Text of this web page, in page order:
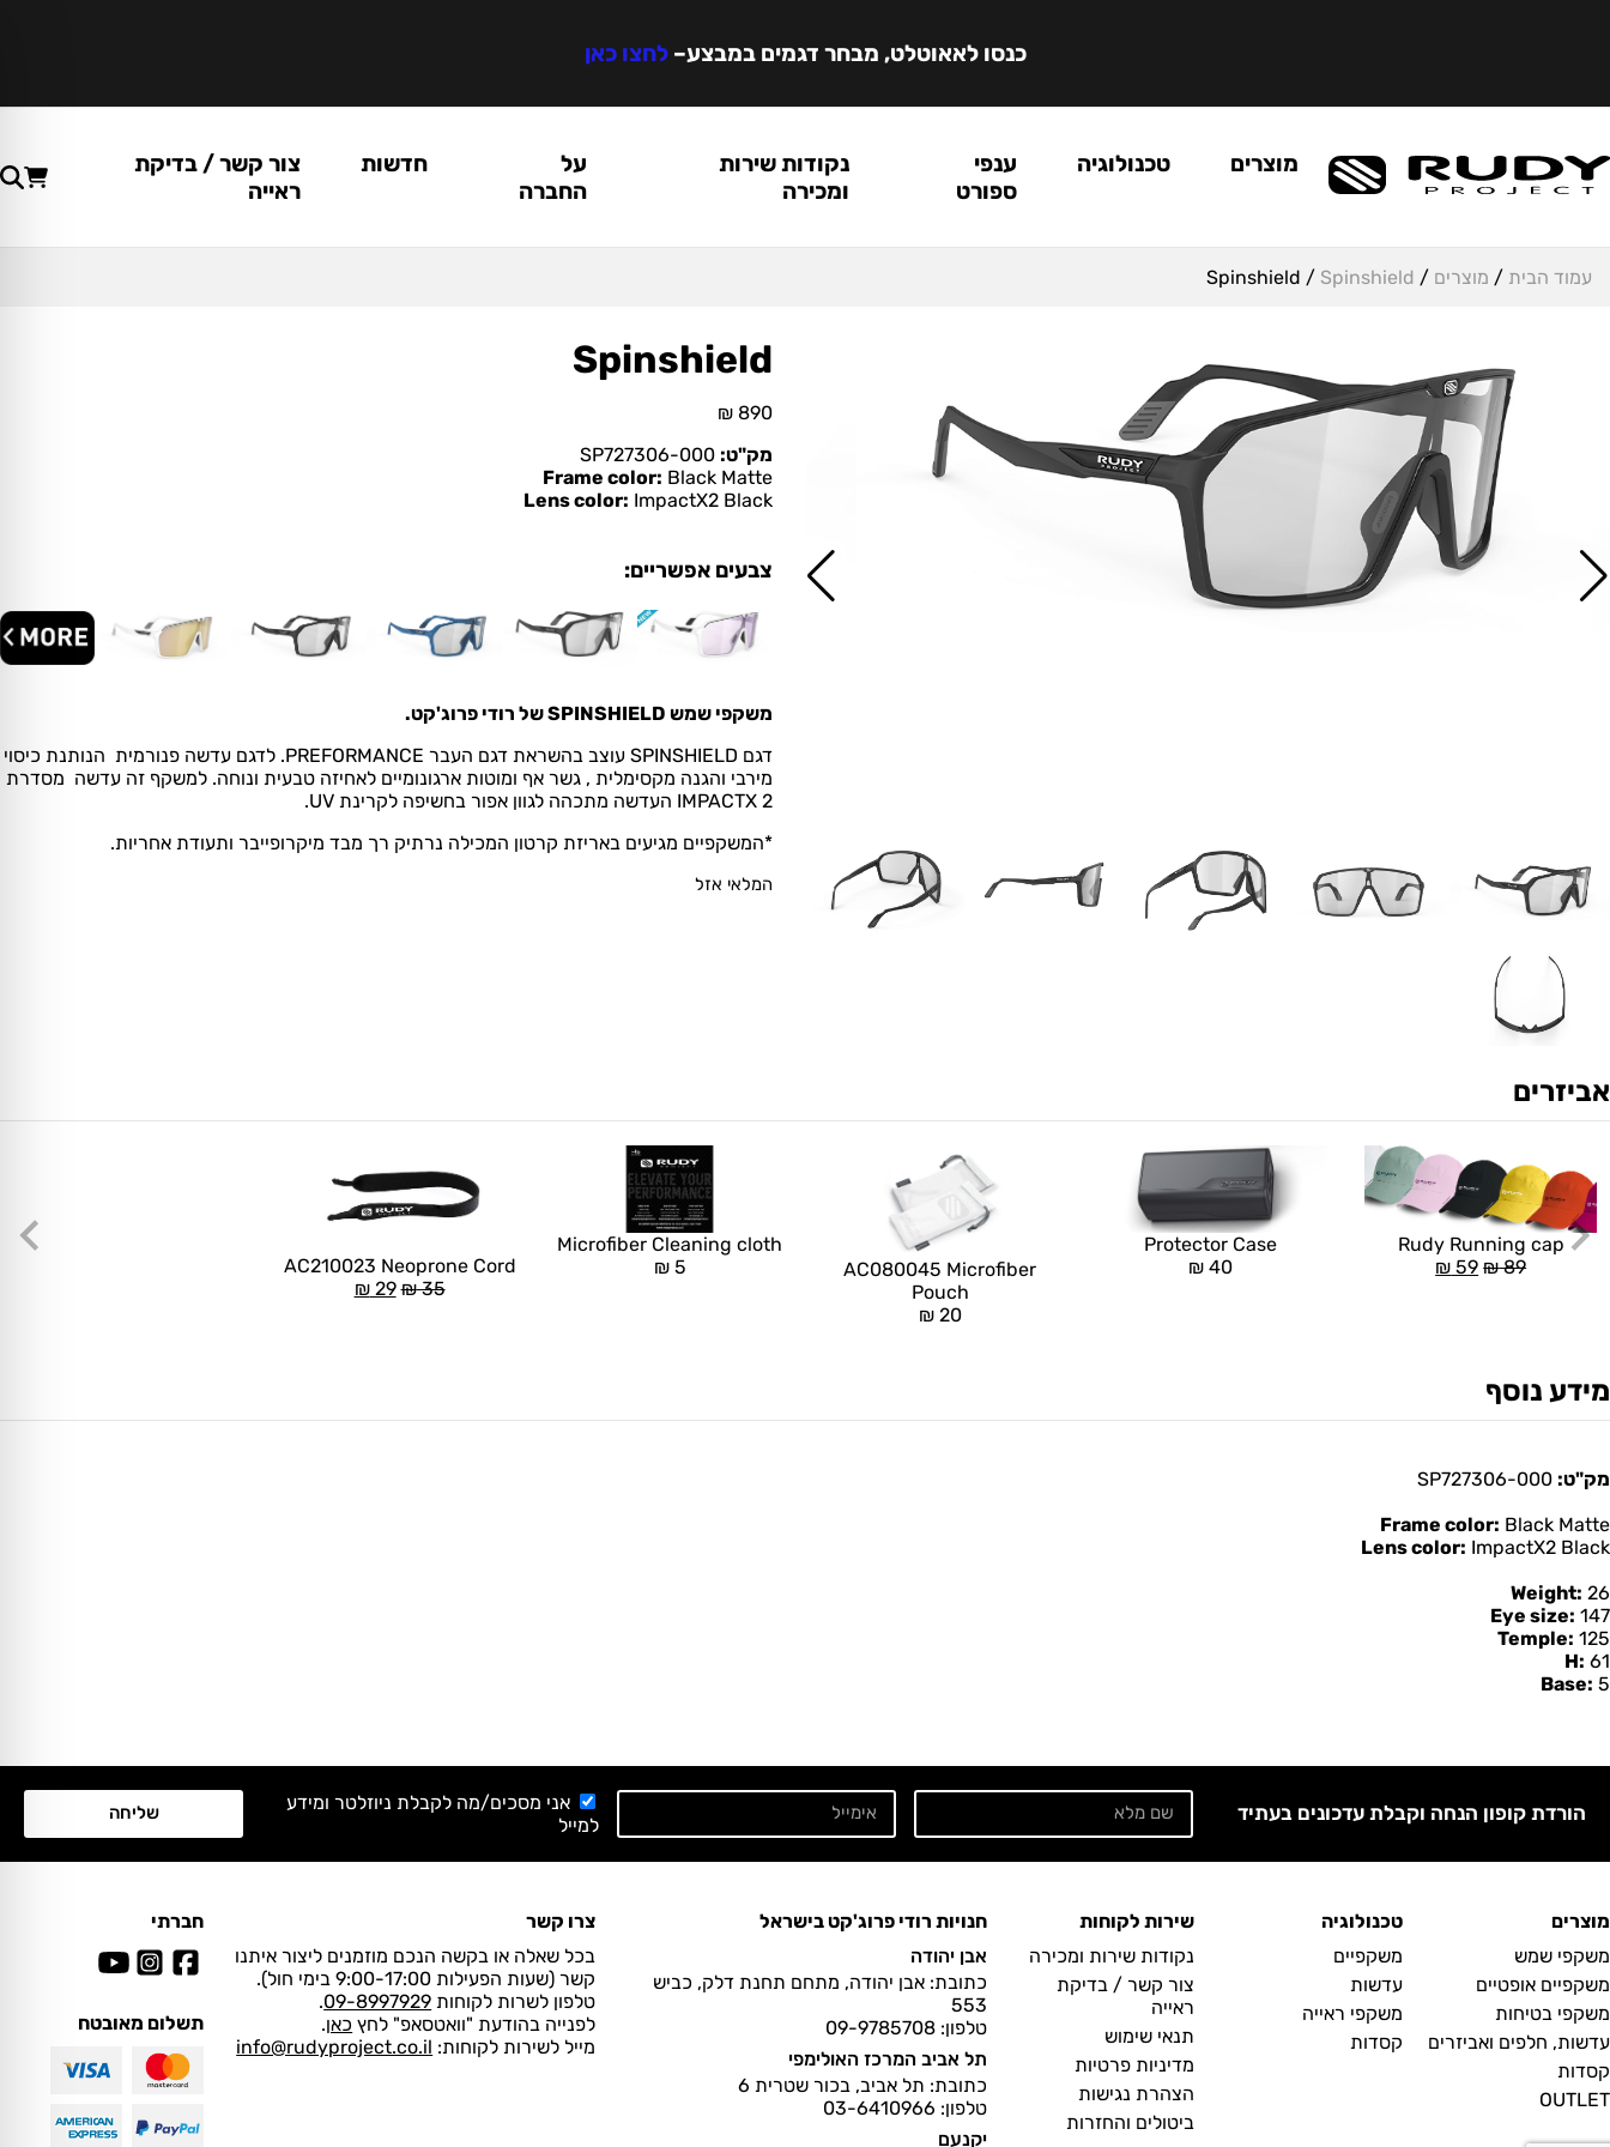
כנסו לאאוטלט, מבחר דגמים במבצע–לחצו כאן
מוצרים טכנולוגיה
ענפי
ספורט
נקודות שירות
ומכירה
על
החברה
חדשות
צור קשר / בדיקת
ראייה
עמוד הבית / מוצרים /
Spinshield
/ Spinshield
Spinshield
₪ 890
מק"ט:
Frame color: Black Matte
Lens color: ImpactX2 Black
צבעים אפשריים:
משקפי שמש SPINSHIELD של רודי פרוג'קט
.
דגם SPINSHIELD עוצב בהשראת דגם העבר PREFORMANCE. לדגם עדשה פנורמית הנותנת כיסוי
מירבי והגנה מקסימלית , גשר אף ומוטות ארגונומיים לאחיזה טבעית ונוחה. למשקף זה עדשה מסדרת
IMPACTX 2 העדשה מתכהה לגוון אפור בחשיפה לקרינת UV.
*המשקפיים מגיעים באריזת קרטון המכילה נרתיק רך מבד מיקרופייבר ותעודת אחריות.
המלאי אזל
אביזרים
Rudy Running cap
₪89
₪ 59
Protector Case
₪ 40
AC080045 Microfiber
Pouch
₪20
Microfiber Cleaning cloth
₪5
AC210023 Neoprone Cord
₪35
₪29
מידע נוסף
מק"ט:
Frame color: Black Matte
Lens color: ImpactX2 Black
Weight: 26
Eye size: 147
Temple: 125
H: 61
Base: 5
הורדת קופון הנחה וקבלת עדכונים בעתיד
אני מסכים/מה לקבלת ניוזלטר ומידע
למייל
שליחה
מוצרים
משקפי שמש
משקפיים אופטיים
משקפי בטיחות
עדשות, חלפים ואביזרים
קסדות
OUTLET
טכנולוגיה
משקפיים
עדשות
משקפי ראייה
קסדות
שירות לקוחות
נקודות שירות ומכירה
צור קשר / בדיקת
ראייה
תנאי שימוש
מדיניות פרטיות
הצהרת נגישות
ביטולים והחזרות
חנויות רודי פרוג'קט בישראל
אבן יהודה
כתובת: אבן יהודה, מתחם תחנת דלק, כביש
553
טלפון: 09-9785708
תל אביב המרכז האולימפי
כתובת: תל אביב, בכור שטרית 6
טלפון: 03-6410966
יקנעם
צרו קשר
בכל שאלה או בקשה הנכם מוזמנים ליצור איתנו
קשר (שעות הפעילות 9:00-17:00 בימי חול).
טלפון לשרות לקוחות 09-8997929
.
לפנייה בהודעת "וואטסאפ" לחץ כאן.
מייל לשירות לקוחות: info@rudyproject.co.il
חברתי
תשלום מאובטח